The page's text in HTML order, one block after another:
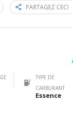
PARTAGEZ CECI
TYPE DE
CARBURANT
Essence